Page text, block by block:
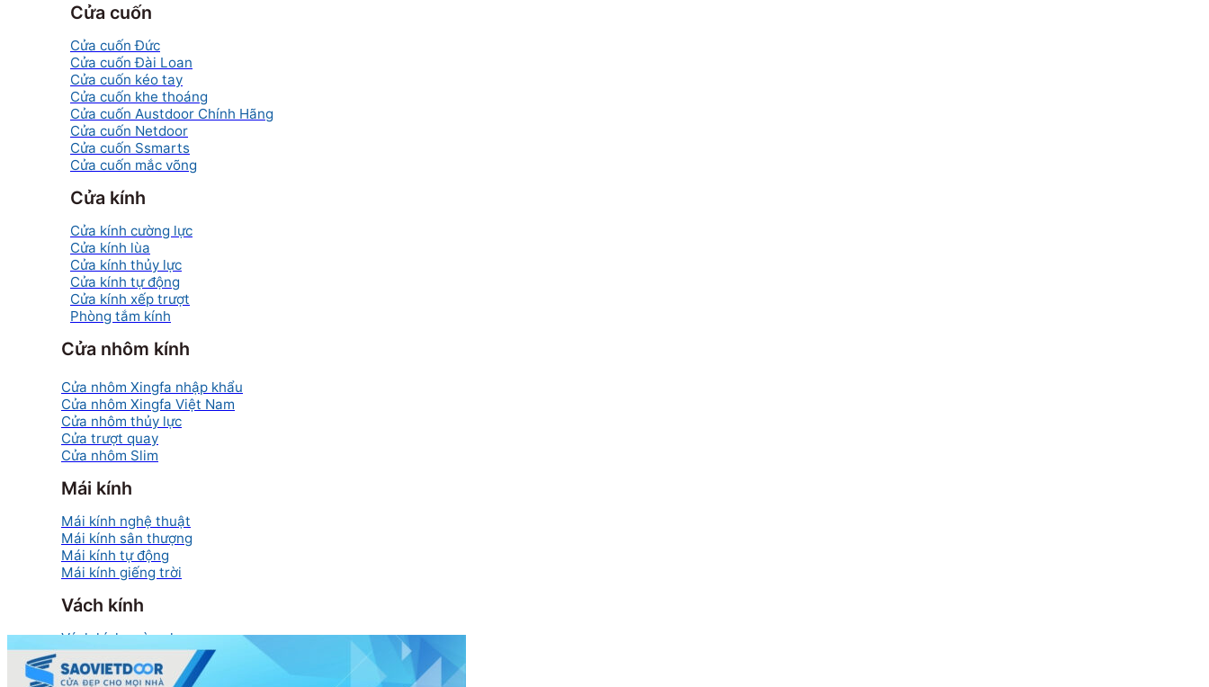
Cửa cuốn
Cửa cuốn Đức
Cửa cuốn Đài Loan
Cửa cuốn kéo tay
Cửa cuốn khe thoáng
Cửa cuốn Austdoor Chính Hãng
Cửa cuốn Netdoor
Cửa cuốn Ssmarts
Cửa cuốn mắc võng
Cửa kính
Cửa kính cường lực
Cửa kính lùa
Cửa kính thủy lực
Cửa kính tự động
Cửa kính xếp trượt
Phòng tắm kính
Cửa nhôm kính
Cửa nhôm Xingfa nhập khẩu
Cửa nhôm Xingfa Việt Nam
Cửa nhôm thủy lực
Cửa trượt quay
Cửa nhôm Slim
Mái kính
Mái kính nghệ thuật
Mái kính sân thượng
Mái kính tự động
Mái kính giếng trời
Vách kính
Vách kính cường lực
Vách kính mặt dựng
Vách kính nhà tắm